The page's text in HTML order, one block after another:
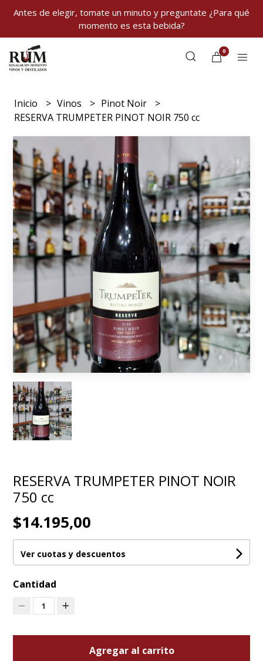
Antes de elegir, tomate un minuto y preguntate ¿Para qué
momento es esta bebida?
0
Inicio Vinos
Pinot Noir
RESERVA TRUMPETER PINOT NOIR 750 cc
RESERVA TRUMPETER PINOT NOIR
750 cc
$14.195,00
Ver cuotas y descuentos
Cantidad
1
Agregar al carrito